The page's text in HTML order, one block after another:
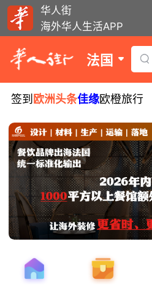
华人街
海外华人生活APP
法国
签到 欧洲头条佳缘欧橙旅行